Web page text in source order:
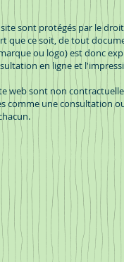
sont protégés par le
que ce soit, de tout
ou logo) est donc
en ligne et
web sont non
comme une consultation